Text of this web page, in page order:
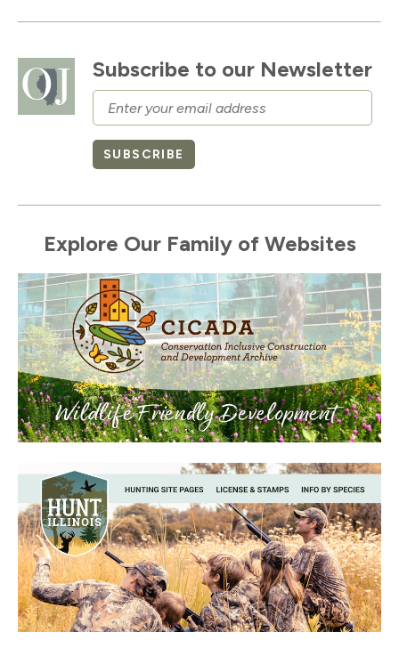
Subscribe to our Newsletter
Email
SUBSCRIBE
Explore Our Family of Websites